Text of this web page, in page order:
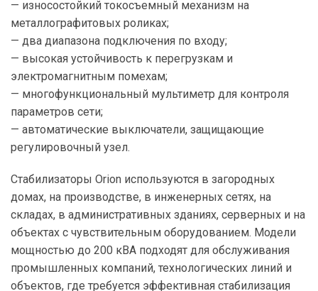
— износостойкий токосъемный механизм на
металлографитовых роликах;
— два диапазона подключения по входу;
— высокая устойчивость к перегрузкам и
электромагнитным помехам;
— многофункциональный мультиметр для контроля
параметров сети;
— автоматические выключатели, защищающие
регулировочный узел.
Стабилизаторы Orion используются в загородных
домах, на производстве, в инженерных сетях, на
складах, в административных зданиях, серверных и на
объектах с чувствительным оборудованием. Модели
мощностью до 200 кВА подходят для обслуживания
промышленных компаний, технологических линий и
объектов, где требуется эффективная стабилизация